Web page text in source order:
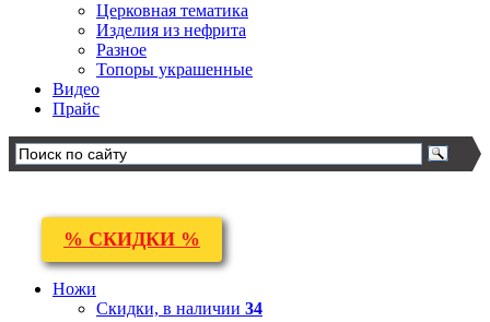
Церковная тематика
Изделия из нефрита
Разное
Топоры украшенные
Видео
Прайс
% СКИДКИ %
Ножи
Скидки, в наличии 34